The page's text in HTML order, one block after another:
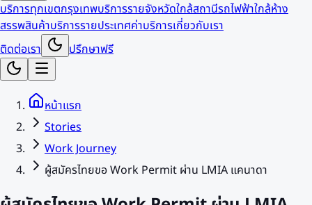
บริการทุกเขตกรุงเทพบริการรายจังหวัดใกล้สถานีรถไฟฟ้าใกล้ห้าง
สรรพสินค้าบริการรายประเทศค่าบริการเกี่ยวกับเรา
ติดต่อเรา
ปรึกษาฟรี
หน้าแรก
Stories
Work Journey
ผู้สมัครไทยขอ Work Permit ผ่าน LMIA แคนาดา